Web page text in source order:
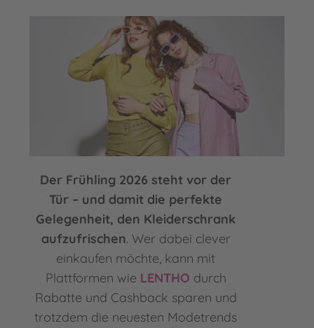
Der Frühling 2026 steht vor der
Tür – und damit die perfekte
Gelegenheit, den Kleiderschrank
aufzufrischen. Wer dabei clever
einkaufen möchte, kann mit
Plattformen wie LENTHO durch
Rabatte und Cashback sparen und
trotzdem die neuesten Modetrends